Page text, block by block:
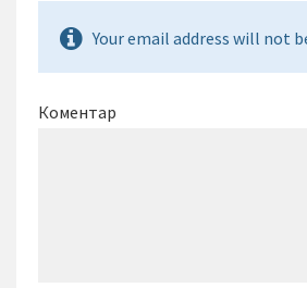
Your email address will not
Коментар